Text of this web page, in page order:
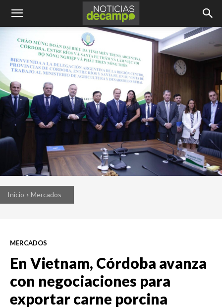
Inicio Mercados
MERCADOS
En Vietnam, Córdoba avanza
con negociaciones para
exportar carne porcina